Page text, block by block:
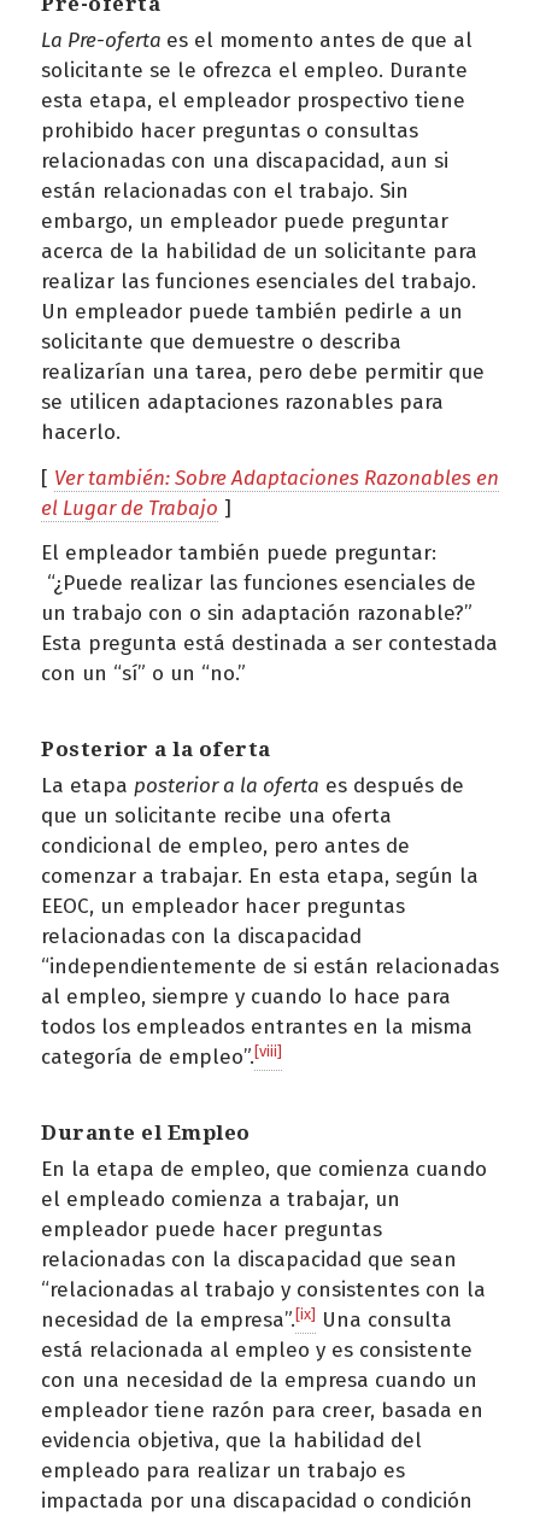
La Pre-oferta es el momento antes de que al
solicitante se le ofrezca el empleo. Durante
esta etapa, el empleador prospectivo tiene
prohibido hacer preguntas o consultas
relacionadas con una discapacidad, aun si
están relacionadas con el trabajo. Sin
embargo, un empleador puede preguntar
acerca de la habilidad de un solicitante para
realizar las funciones esenciales del trabajo.
Un empleador puede también pedirle a un
solicitante que demuestre o describa
realizarían una tarea, pero debe permitir que
se utilicen adaptaciones razonables para
hacerlo.
[ Ver también: Sobre Adaptaciones Razonables en
el Lugar de Trabajo ]
El empleador también puede preguntar:
“¿Puede realizar las funciones esenciales de
un trabajo con o sin adaptación razonable?”
Esta pregunta está destinada a ser contestada
con un “sí” o un “no.”
Posterior a la oferta
La etapa posterior a la oferta es después de
que un solicitante recibe una oferta
condicional de empleo, pero antes de
comenzar a trabajar. En esta etapa, según la
EEOC, un empleador hacer preguntas
relacionadas con la discapacidad
“independientemente de si están relacionadas
al empleo, siempre y cuando lo hace para
todos los empleados entrantes en la misma
categoría de empleo”. [viii]
Durante el Empleo
En la etapa de empleo, que comienza cuando
el empleado comienza a trabajar, un
empleador puede hacer preguntas
relacionadas con la discapacidad que sean
“relacionadas al trabajo y consistentes con la
necesidad de la empresa”. [ix] Una consulta
está relacionada al empleo y es consistente
con una necesidad de la empresa cuando un
empleador tiene razón para creer, basada en
evidencia objetiva, que la habilidad del
empleado para realizar un trabajo es
impactada por una discapacidad o condición